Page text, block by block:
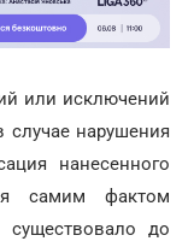
или исключений
нарушения
нанесенного
самим фактом
существовало до